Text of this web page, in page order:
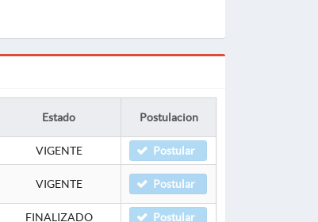
Estado Postulacion
VIGENTE Postular
VIGENTE Postular
FINALIZADO Postular